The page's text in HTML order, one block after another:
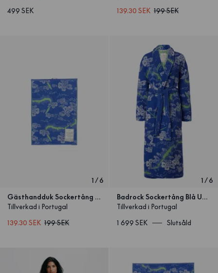
499 SEK
139.30 SEK 199 SEK
1/6
Gästhandduk Sockertång Blå
Tillverkad i Portugal
139.30 SEK 199 SEK
1/6
Badrock Sockertång Blå Unisex
Tillverkad i Portugal
1 699 SEK
Slutsåld